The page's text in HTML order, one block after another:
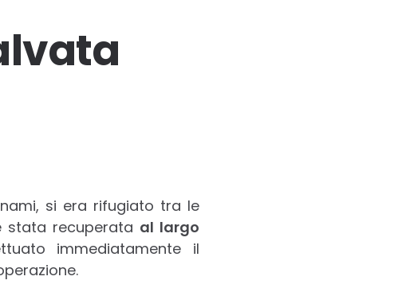
si era rifugiato tra le
stata recuperata al largo
immediatamente il